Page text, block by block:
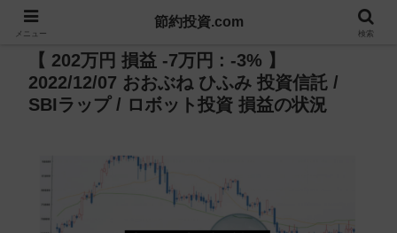
PR
【 202万円 損益 -7万円 : -3% 】
2022/12/07 おおぶね ひふみ 投資信託 /
SBIラップ / ロボット投資 損益の状況
メニュー
節約投資.com
検索